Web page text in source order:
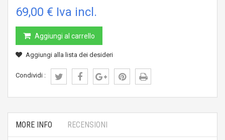
69,00 € Iva incl.
Aggiungi al carrello
Aggiungi alla lista dei desideri
Condividi :
MORE INFO RECENSIONI